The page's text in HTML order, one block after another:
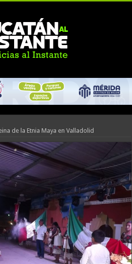
de la Etnia Maya en Valladolid